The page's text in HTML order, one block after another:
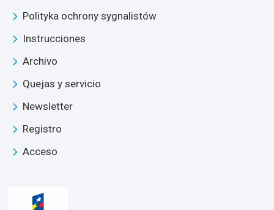
Polityka ochrony sygnalistów
Instrucciones
Archivo
Quejas y servicio
Newsletter
Registro
Acceso